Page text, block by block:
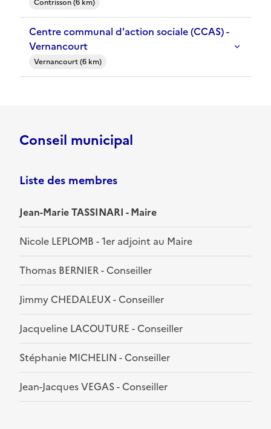
Contrisson (6 km)
Centre communal d'action sociale (CCAS) -
Vernancourt
Vernancourt (6 km)
Conseil municipal
Liste des membres
Jean-Marie TASSINARI - Maire
Nicole LEPLOMB - 1er adjoint au Maire
Thomas BERNIER - Conseiller
Jimmy CHEDALEUX - Conseiller
Jacqueline LACOUTURE - Conseiller
Stéphanie MICHELIN - Conseiller
Jean-Jacques VEGAS - Conseiller